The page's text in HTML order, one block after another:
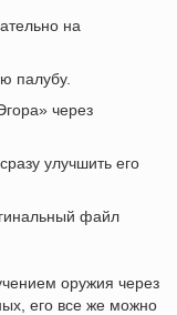
на
палубу.
через
улучшить его
файл
оружия через
его все же можно